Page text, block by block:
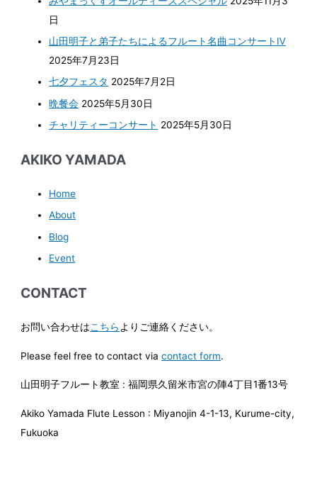
日
山田明子と弟子たちによるフルート名曲コンサートⅣ
2025年7月23日
七夕フェスタ 2025年7月2日
晩餐会 2025年5月30日
チャリティーコンサート 2025年5月30日
AKIKO YAMADA
Home
About
Blog
Event
CONTACT
お問い合わせはこちら よりご連絡ください。
Please feel free to contact viacontact form.
山田明子フルート教室 : 福岡県久留米市宮の陣4丁目1番13号
Akiko Yamada Flute Lesson : Miyanojin 4-1-13, Kurume-city,
Fukuoka